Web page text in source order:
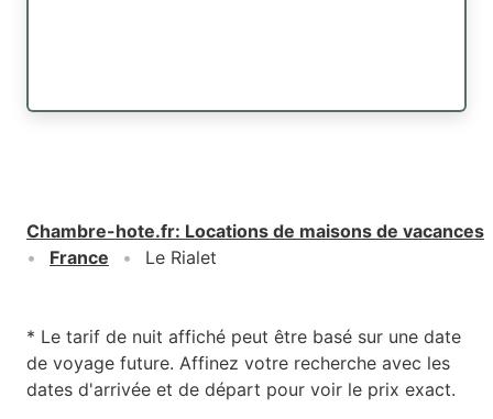
Chambre-hote.fr: Locations de maisons de vacances
France
Le Rialet
* Le tarif de nuit affiché peut être basé sur une date
de voyage future. Affinez votre recherche avec les
dates d'arrivée et de départ pour voir le prix exact.